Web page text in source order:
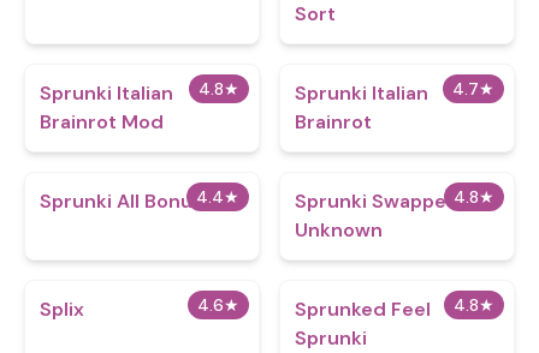
Sort
4.8★
Sprunki Italian
Brainrot Mod
4.7★
Sprunki Italian
Brainrot
4.4★
Sprunki All Bonus 4.8★
Sprunki Swapped
Unknown
4.6★
Splix 4.8★
Sprunked Feel
Sprunki